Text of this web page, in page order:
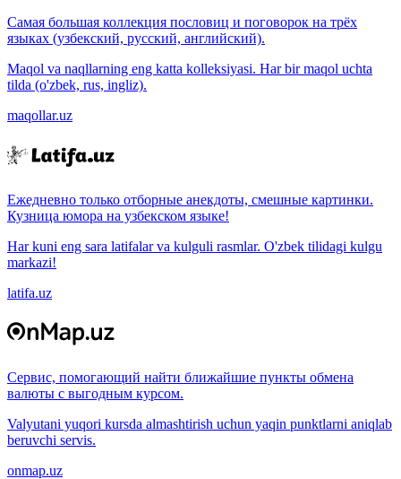
Самая большая коллекция пословиц и поговорок на трёх
языках (узбекский, русский, английский).
Maqol va naqllarning eng katta kolleksiyasi. Har bir maqol uchta
tilda (o'zbek, rus, ingliz).
maqollar.uz
Ежедневно только отборные анекдоты, смешные картинки.
Кузница юмора на узбекском языке!
Har kuni eng sara latifalar va kulguli rasmlar. O'zbek tilidagi kulgu
markazi!
latifa.uz
Сервис, помогающий найти ближайшие пункты обмена
валюты с выгодным курсом.
Valyutani yuqori kursda almashtirish uchun yaqin punktlarni aniqlab
beruvchi servis.
onmap.uz